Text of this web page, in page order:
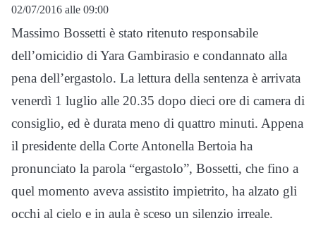
02/07/2016 alle 09:00
Massimo Bossetti è stato ritenuto responsabile
dell’omicidio di Yara Gambirasio e condannato alla
pena dell’ergastolo. La lettura della sentenza è arrivata
venerdì 1 luglio alle 20.35 dopo dieci ore di camera di
consiglio, ed è durata meno di quattro minuti. Appena
il presidente della Corte Antonella Bertoia ha
pronunciato la parola “ergastolo”, Bossetti, che fino a
quel momento aveva assistito impietrito, ha alzato gli
occhi al cielo e in aula è sceso un silenzio irreale.